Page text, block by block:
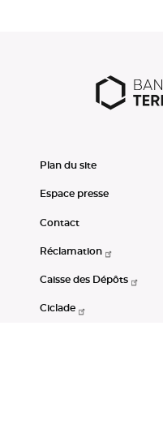
Plan du site
Espace presse
Contact
Réclamation
Caisse des Dépôts
Ciclade